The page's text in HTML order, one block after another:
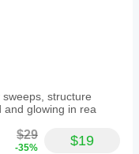
structure
and glowing in rea
$29
-35% $19